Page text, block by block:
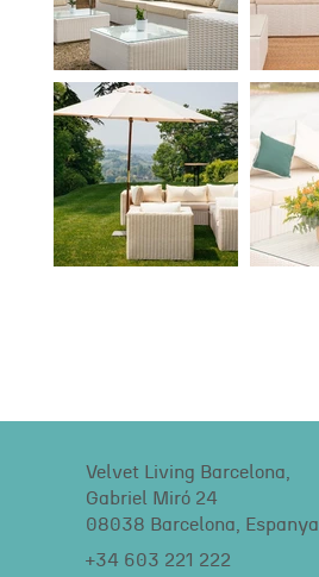
+34 603 221 222
Velvet Living Barcelona,
Gabriel Miró 24
08038 Barcelona, Espanya